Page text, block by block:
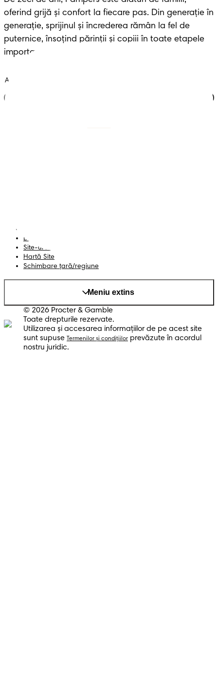
oferind grijă și confort la fiecare pas. Din generație în
generație, sprijinul și încrederea rămân la fel de
puternice, însoțind părinții și copiii în toate etapele
importante ale vieții.
Datele Mele
Site-ul PG
Hartă Site
Schimbare ţară/regiune
Meniu extins
© 2026 Procter & Gamble
Toate drepturile rezervate.
Utilizarea şi accesarea informaţiilor de pe acest site
sunt supuse
Termenilor şi condiţiilor prevăzute în acordul
nostru juridic.